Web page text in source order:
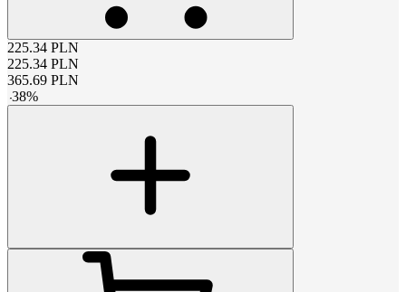
225.34 PLN
225.34 PLN
365.69 PLN
-38%